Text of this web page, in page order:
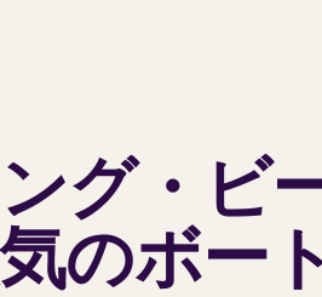
グ・ビ
のボー